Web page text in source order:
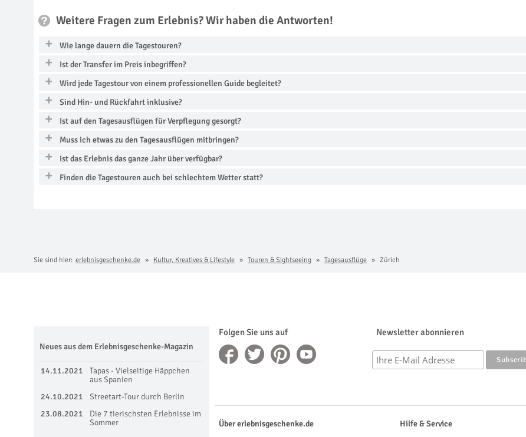
Weitere Fragen zum Erlebnis? Wir haben die Antworten!
Wie lange dauern die Tagestouren?
Ist der Transfer im Preis inbegriffen?
Wird jede Tagestour von einem professionellen Guide begleitet?
Sind Hin- und Rückfahrt inklusive?
Ist auf den Tagesausflügen für Verpflegung gesorgt?
Muss ich etwas zu den Tagesausflügen mitbringen?
Ist das Erlebnis das ganze Jahr über verfügbar?
Finden die Tagestouren auch bei schlechtem Wetter statt?
Sie sind hier: erlebnisgeschenke.de Kultur, Kreatives & Lifestyle Touren & Sightseeing Tagesausflüge Zürich
Folgen Sie uns auf Newsletter abonnieren
Neues aus dem Erlebnisgeschenke-Magazin
14.11.2021
Tapas - Vielseitige Häppchen
aus Spanien
24.10.2021
Streetart-Tour durch Berlin
23.08.2021
Die 7 tierischsten Erlebnisse im
Sommer
Über erlebnisgeschenke.de Hilfe & Service